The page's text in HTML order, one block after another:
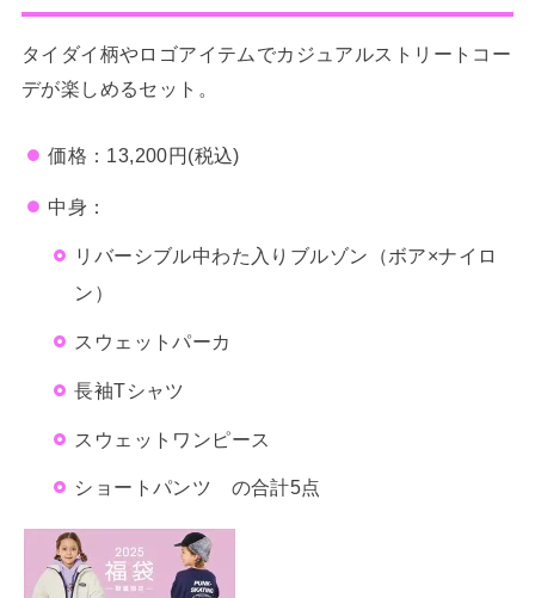
タイダイ柄やロゴアイテムでカジュアルストリートコー
デが楽しめるセット。
価格：13,200円(税込)
中身：
リバーシブル中わた入りブルゾン（ボア×ナイロ
ン）
スウェットパーカ
長袖Tシャツ
スウェットワンピース
ショートパンツ の合計5点